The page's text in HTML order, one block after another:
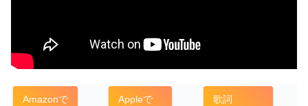
Amazonで
Appleで
歌詞